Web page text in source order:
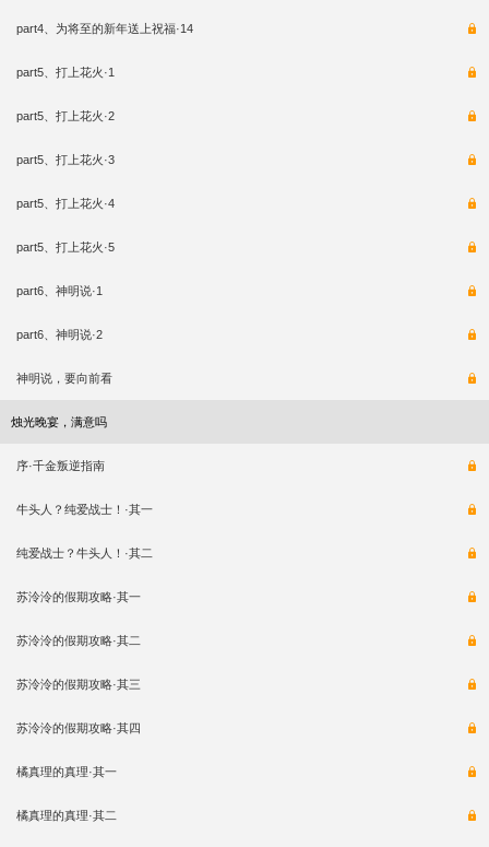
part4、为将至的新年送上祝福·14
part5、打上花火·1
part5、打上花火·2
part5、打上花火·3
part5、打上花火·4
part5、打上花火·5
part6、神明说·1
part6、神明说·2
神明说，要向前看
烛光晚宴，满意吗
序·千金叛逆指南
牛头人？纯爱战士！·其一
纯爱战士？牛头人！·其二
苏泠泠的假期攻略·其一
苏泠泠的假期攻略·其二
苏泠泠的假期攻略·其三
苏泠泠的假期攻略·其四
橘真理的真理·其一
橘真理的真理·其二